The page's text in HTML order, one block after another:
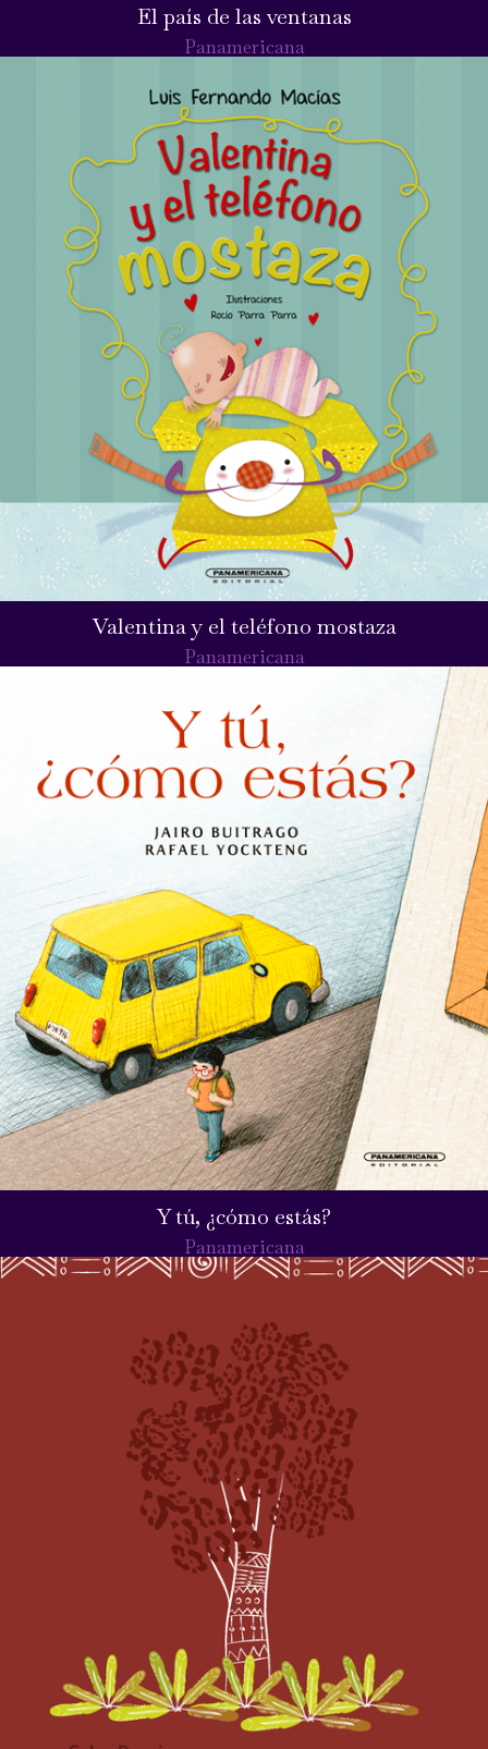
El país de las ventanas
Panamericana
Valentina y el teléfono mostaza
Panamericana
Y tú, ¿cómo estás?
Panamericana